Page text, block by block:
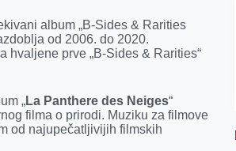
album „B-Sides & Rarities
od 2006. do 2020.
prve „B-Sides & Rarities“
„La Panthere des Neiges“
filma o prirodi. Muziku za filmove
od najupečatljivijih filmskih